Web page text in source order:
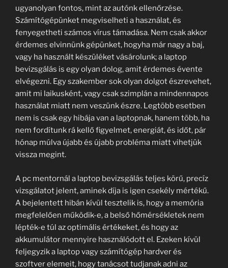
ugyanolyan fontos, mint az autónk ellenőrzése.
Számítógépünket megviselheti a használat, és
fenyegetheti számos vírus támadása. Nem csak akkor
érdemes elvinnünk gépünket, hogyha már nagy a baj,
vagy ha használt készüléket vásárolunk; a laptop
bevizsgálás is egy olyan dolog, amit érdemes évente
elvégezni. Egy szakember sok olyan dolgot észrevehet,
amit mi laikusként, vagy csak szimplán a mindennapos
használat miatt nem veszünk észre. Legtöbb esetben
nem is csak egy hibája van a laptopnak, hanem több, ha
nem fordítunk rá kellő figyelmet, energiát, és időt, pár
hónap múlva újabb és újabb probléma miatt vihetjük
vissza megint.
A pc mentornál a laptop bevizsgálás teljes körű, precíz
vizsgálatot jelent, aminek díja is igen csekély mértékű.
A bejelentett hibán kívül tesztelik is, hogy a memória
megfelelően működik-e, a belső hőmérsékletek nem
lépték-e túl az optimális értékeket, és hogy az
akkumulátor mennyire használódott el. Ezeken kívül
feljegyzik a laptop vagy számítógép hardver és
szoftver elemeit, hogy tanácsot tudjanak adni az